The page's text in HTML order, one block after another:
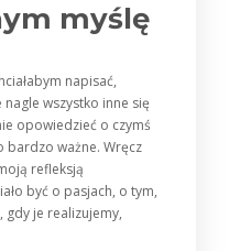
myślę
napisać,
wszystko inne się
opowiedzieć o czymś
bardzo ważne. Wręcz
refleksją
być o pasjach, o tym,
gdy je realizujemy,